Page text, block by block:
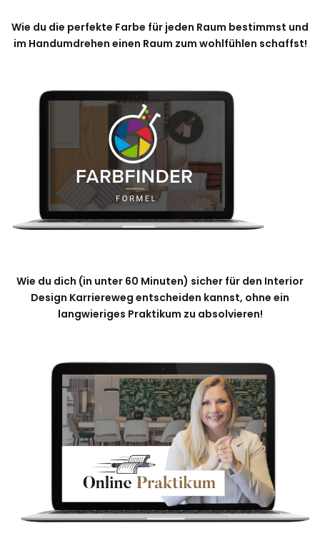
Wie du die perfekte Farbe für jeden Raum bestimmst und
im Handumdrehen einen Raum zum wohlfühlen schaffst!
Wie du dich (in unter 60 Minuten) sicher für den Interior
Design Karriereweg entscheiden kannst, ohne ein
langwieriges Praktikum zu absolvieren!